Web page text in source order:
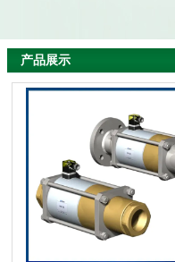
产品展示